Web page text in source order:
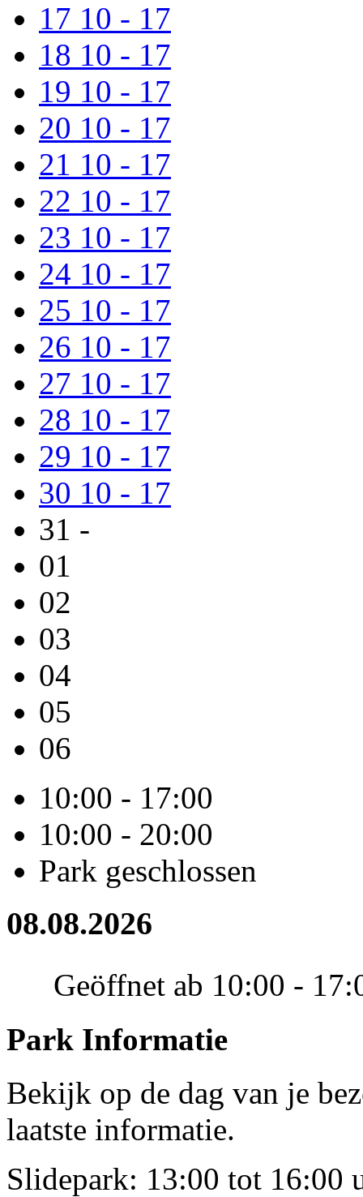
17 10 - 17
18 10 - 17
19 10 - 17
20 10 - 17
21 10 - 17
22 10 - 17
23 10 - 17
24 10 - 17
25 10 - 17
26 10 - 17
27 10 - 17
28 10 - 17
29 10 - 17
30 10 - 17
31 -
01
02
03
04
05
06
10:00 - 17:00
10:00 - 20:00
Park geschlossen
08.08.2026
Geöffnet ab 10:00 -
Park Informatie
Bekijk op de dag van je
laatste informatie.
Slidepark: 13:00 tot 16:00